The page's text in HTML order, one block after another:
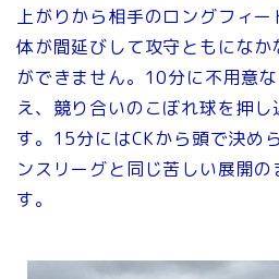
上がりから相手のロングフィ
体が間延びして攻守ともになか
ができません。10分に不用意
え、競り合いのこぼれ球を押
す。15分にはCKから頭で決め
ンスリーグと同じ苦しい展開
す。